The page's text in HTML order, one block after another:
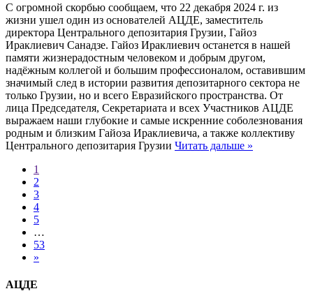
С огромной скорбью сообщаем, что 22 декабря 2024 г. из
жизни ушел один из основателей АЦДЕ, заместитель
директора Центрального депозитария Грузии, Гайоз
Ираклиевич Санадзе. Гайоз Ираклиевич останется в нашей
памяти жизнерадостным человеком и добрым другом,
надёжным коллегой и большим профессионалом, оставившим
значимый след в истории развития депозитарного сектора не
только Грузии, но и всего Евразийского пространства. От
лица Председателя, Секретариата и всех Участников АЦДЕ
выражаем наши глубокие и самые искренние соболезнования
родным и близким Гайоза Ираклиевича, а также коллективу
Центрального депозитария Грузии Читать дальше »
1
2
3
4
5
…
53
»
АЦДЕ